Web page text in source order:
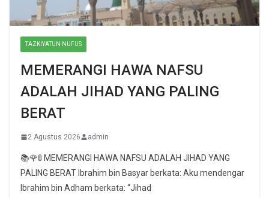
TAZKIYATUN NUFUS
MEMERANGI HAWA NAFSU
ADALAH JIHAD YANG PALING
BERAT
2 Agustus 2026 admin
📚🌹🚦 MEMERANGI HAWA NAFSU ADALAH JIHAD YANG
PALING BERAT Ibrahim bin Basyar berkata: Aku mendengar
Ibrahim bin Adham berkata: “Jihad